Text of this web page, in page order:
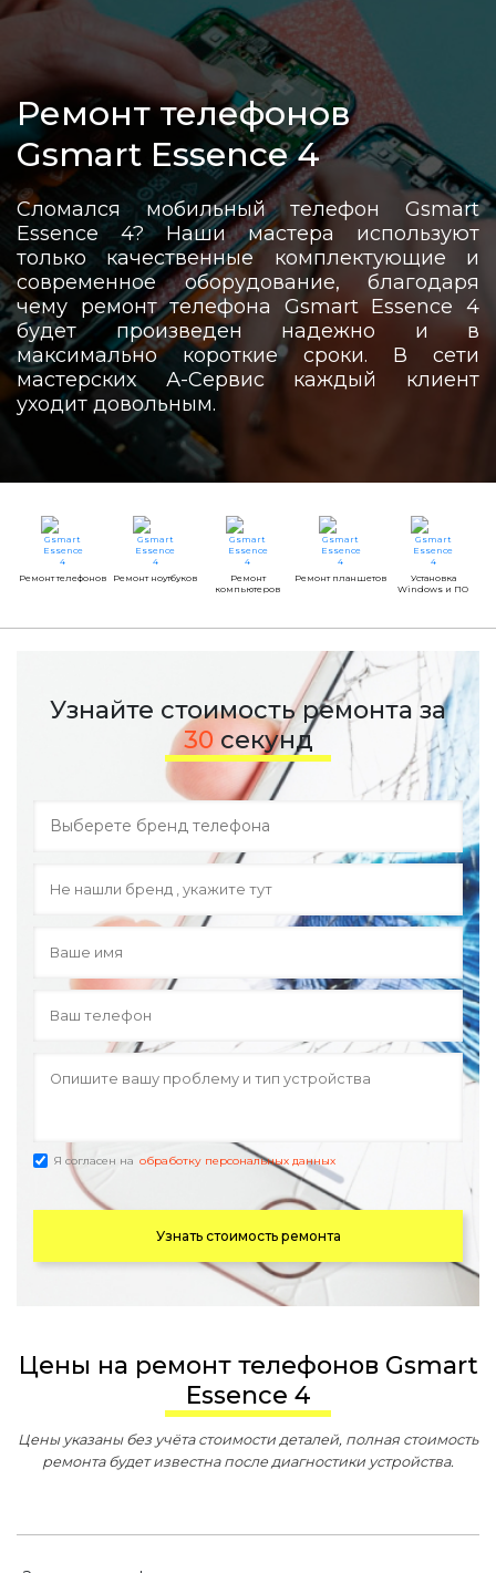
Ремонт телефонов
Gsmart Essence 4
Сломался мобильный телефон Gsmart
Essence 4? Наши мастера используют
только качественные комплектующие и
современное оборудование, благодаря
чему ремонт телефона Gsmart Essence 4
будет произведен надежно и в
максимально короткие сроки. В сети
мастерских А-Сервис каждый клиент
уходит довольным.
Ремонт телефонов Ремонт ноутбуков
Ремонт
компьютеров
Ремонт планшетов
Установка
Windows и ПО
Узнайте стоимость ремонта за
30 секунд
Я согласен на обработку персональных данных
Узнать стоимость ремонта
Цены на ремонт телефонов Gsmart
Essence 4
Цены указаны без учёта стоимости деталей, полная стоимость
ремонта будет известна после диагностики устройства.